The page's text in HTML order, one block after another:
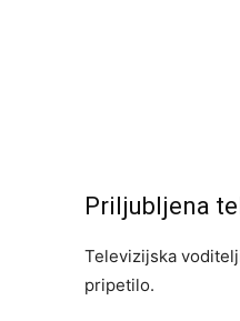
Priljubljena
Televizijska
pripetilo.